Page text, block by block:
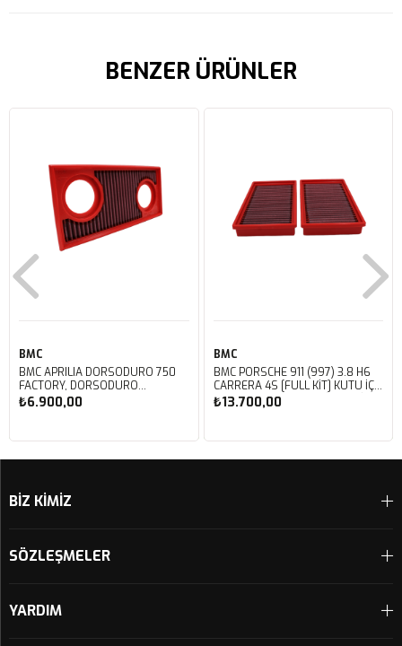
BENZER ÜRÜNLER
BMC
BMC APRILIA DORSODURO 750
FACTORY, DORSODURO
900, SHIVER 750 GT, SHIVER
750 KUTU İÇİ PERFORMANS
₺6.900,00
BMC
BMC PORSCHE 911 (997) 3.8 H6
CARRERA 4S [FULL KIT] KUTU İÇİ
PERFORMANS HAVA FİLTRESİ
FB468/20
₺13.700,00
BİZ KİMİZ
SÖZLEŞMELER
YARDIM